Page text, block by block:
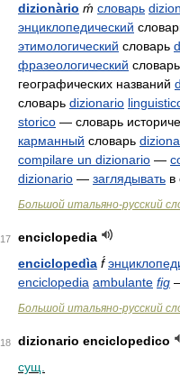
dizionàrio ḿ словарь
энциклопедический
этимологический словарь
фразеологический словарь
географических названий
словарь dizionario
storico — словарь
карманный словарь
compilare un dizionario —
dizionario — заглядывать в
Большой итальяно-русский
17
enciclopedia
enciclopedìa f́
enciclopedia ambulante fig
Большой итальяно-русский
18
dizionario enciclopedico
сущ.